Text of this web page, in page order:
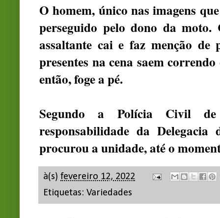
O homem, único nas imagens
perseguido pelo dono da
assaltante cai e faz menção
presentes na cena saem
então, foge a pé.
Segundo a Polícia Civil
responsabilidade da
procurou a unidade, até o
à(s) fevereiro 12, 2022
Etiquetas: Variedades